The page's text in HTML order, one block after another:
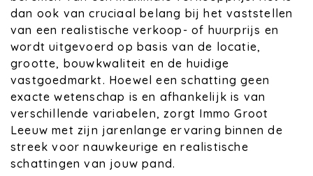
dan ook van cruciaal belang bij het vaststellen
van een realistische verkoop- of huurprijs en
wordt uitgevoerd op basis van de locatie,
grootte, bouwkwaliteit en de huidige
vastgoedmarkt. Hoewel een schatting geen
exacte wetenschap is en afhankelijk is van
verschillende variabelen, zorgt Immo Groot
Leeuw met zijn jarenlange ervaring binnen de
streek voor nauwkeurige en realistische
schattingen van jouw pand.